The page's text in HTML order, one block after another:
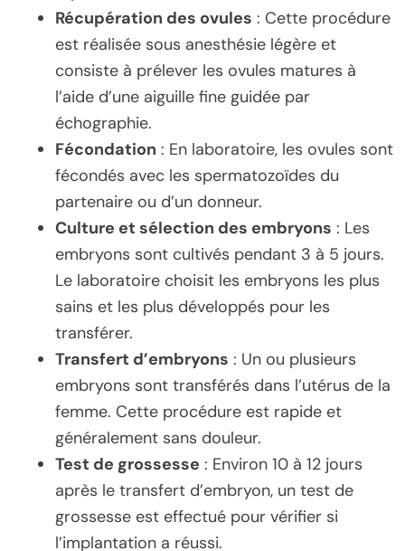
Récupération des ovules : Cette procédure
est réalisée sous anesthésie légère et
consiste à prélever les ovules matures à
l’aide d’une aiguille fine guidée par
échographie.
Fécondation : En laboratoire, les ovules sont
fécondés avec les spermatozoïdes du
partenaire ou d’un donneur.
Culture et sélection des embryons : Les
embryons sont cultivés pendant 3 à 5 jours.
Le laboratoire choisit les embryons les plus
sains et les plus développés pour les
transférer.
Transfert d’embryons : Un ou plusieurs
embryons sont transférés dans l’utérus de la
femme. Cette procédure est rapide et
généralement sans douleur.
Test de grossesse : Environ 10 à 12 jours
après le transfert d’embryon, un test de
grossesse est effectué pour vérifier si
l’implantation a réussi.